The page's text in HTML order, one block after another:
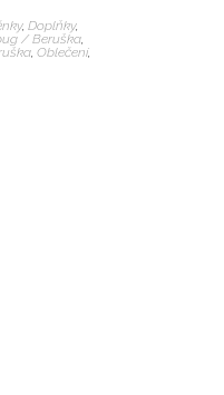
, Doplňky,
/ Beruška,
,Oblečení,